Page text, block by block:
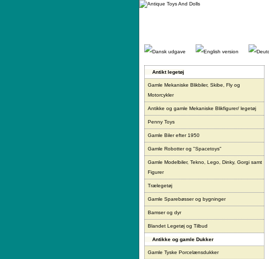
Gå
Antikt legetøj
Gamle Mekaniske Blikbiler, Skibe, Fly og
Motorcykler
Antikke og gamle Mekaniske Blikfigurer/ legetøj
Penny Toys
Gamle Biler efter 1950
Gamle Robotter og "Spacetoys"
Gamle Modelbiler, Tekno, Lego, Dinky, Gorgi samt
Figurer
Trælegetøj
Gamle Sparebøsser og bygninger
Bamser og dyr
Blandet Legetøj og Tilbud
Antikke og gamle Dukker
Gamle Tyske Porcelænsdukker